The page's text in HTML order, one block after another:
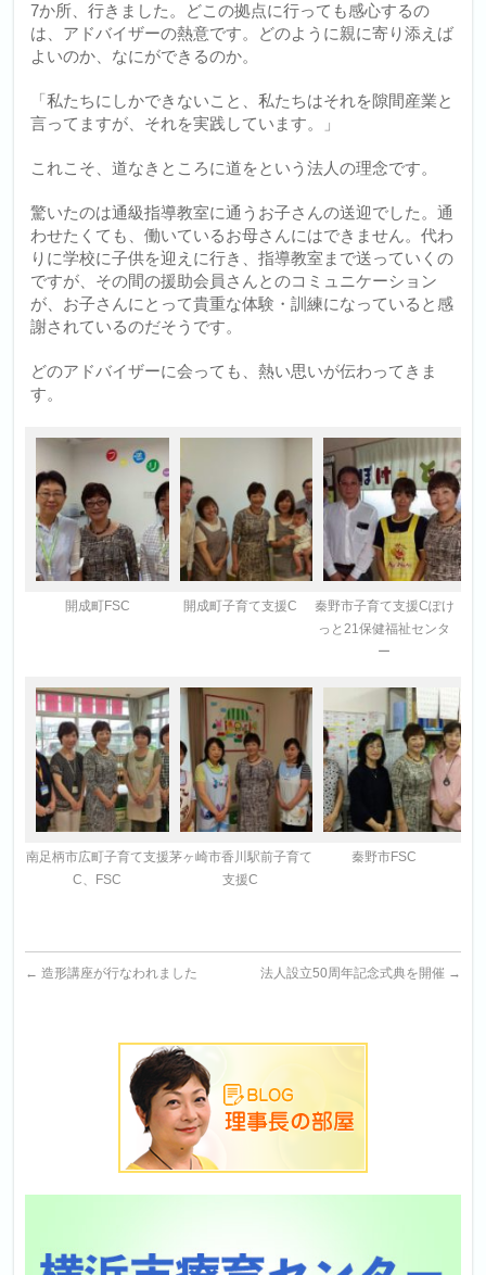
7か所、行きました。どこの拠点に行っても感心するの
は、アドバイザーの熱意です。どのように親に寄り添えば
よいのか、なにができるのか。
「私たちにしかできないこと、私たちはそれを隙間産業と
言ってますが、それを実践しています。」
これこそ、道なきところに道をという法人の理念です。
驚いたのは通級指導教室に通うお子さんの送迎でした。通
わせたくても、働いているお母さんにはできません。代わ
りに学校に子供を迎えに行き、指導教室まで送っていくの
ですが、その間の援助会員さんとのコミュニケーション
が、お子さんにとって貴重な体験・訓練になっていると感
謝されているのだそうです。
どのアドバイザーに会っても、熱い思いが伝わってきま
す。
開成町FSC 開成町子育て支援C
秦野市子育て支援Cぽけ
っと21保健福祉センタ
ー
南足柄市広町子育て支援
C、FSC
茅ヶ崎市香川駅前子育て
支援C
秦野市FSC
← 造形講座が行なわれました 法人設立50周年記念式典を開催 →